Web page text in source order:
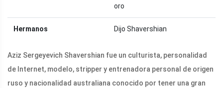
oro
Hermanos Dijo Shavershian
Aziz Sergeyevich Shavershian fue un culturista, personalidad
de Internet, modelo, stripper y entrenadora personal de origen
ruso y nacionalidad australiana conocido por tener una gran